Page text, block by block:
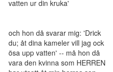
vatten ur din kruka'
och hon då svarar mig: 'Drick
du; åt dina kameler vill jag ock
ösa upp vatten' -- må hon då
vara den kvinna som HERREN